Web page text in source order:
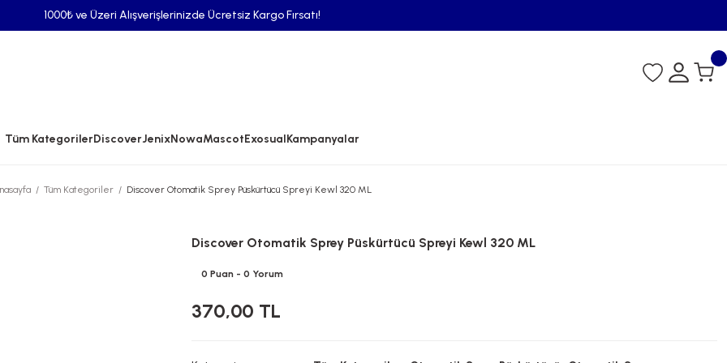
1000₺ ve Üzeri Alışverişlerinizde Ücretsiz Kargo Fırsatı!
Tüm KategorilerDiscoverJenixNowaMascotExosualKampanyalar
Tüm Kategoriler Discover Otomatik Sprey Püskürtücü Spreyi Kewl 320 ML
Discover Otomatik Sprey Püskürtücü Spreyi Kewl 320 ML
0 Puan - 0 Yorum
370,00 TL